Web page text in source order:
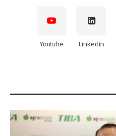
Linkedin
Youtube